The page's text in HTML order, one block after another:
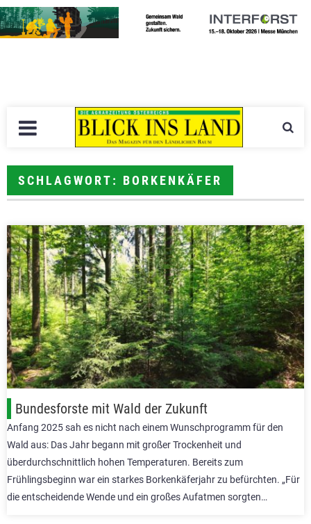
SCHLAGWORT: BORKENKÄFER
Bundesforste mit Wald der Zukunft
Anfang 2025 sah es nicht nach einem Wunschprogramm für den
Wald aus: Das Jahr begann mit großer Trockenheit und
überdurchschnittlich hohen Temperaturen. Bereits zum
Frühlingsbeginn war ein starkes Borkenkäferjahr zu befürchten. „Für
die entscheidende Wende und ein großes Aufatmen sorgten…